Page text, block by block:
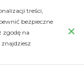
treści,
bezpieczne
zgodę na
×